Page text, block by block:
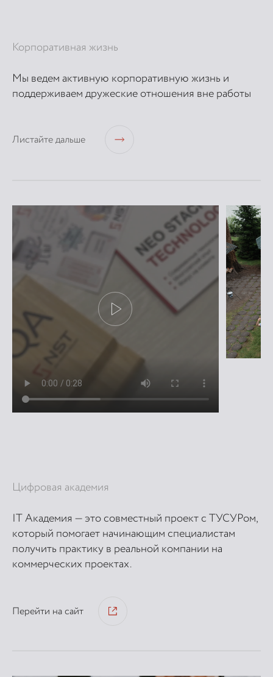
Корпоративная жизнь
Мы ведем активную корпоративную жизнь и
поддерживаем дружеские отношения вне работы
Листайте дальше
Цифровая академия
IT Академия — это совместный проект с ТУСУРом,
который помогает начинающим специалистам
получить практику в реальной компании на
коммерческих проектах.
Перейти на сайт